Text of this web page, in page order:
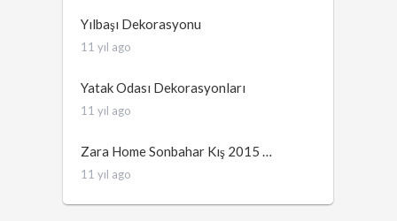
Yılbaşı Dekorasyonu
11 yıl ago
Yatak Odası Dekorasyonları
11 yıl ago
Zara Home Sonbahar Kış 2015 …
11 yıl ago